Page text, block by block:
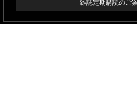
雑誌定期購読のご